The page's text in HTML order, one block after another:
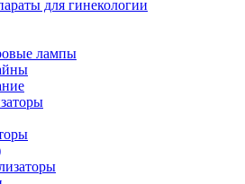
для гинекологии
лампы